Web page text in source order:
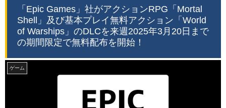
「Epic Games」社がアクションRPG「Mortal
Shell」及び基本プレイ無料アクション「World
of Warships」のDLCを来週2025年3月20日まで
の期間限定で無料配布を開始！
ゲーム